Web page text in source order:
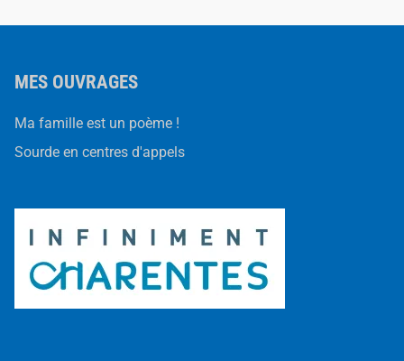
MES OUVRAGES
Ma famille est un poème !
Sourde en centres d'appels